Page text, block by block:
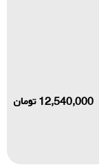
12,540,000تومان